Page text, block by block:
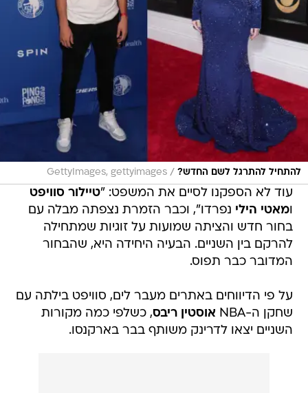
להתחיל להתרגל לשם החדש? /
GettyImages, gettyimages
עוד לא הספקנו לסיים את המשפט: "טיילור סוויפט
ומאטי הילי נפרדו", וכבר הזמרת נצפתה מבלה עם
בחור חדש והציתה שמועות על זוגיות שמתחילה
להרקם בין השניים. הבעיה היחידה היא, שהבחור
המדובר כבר תפוס.
על פי הדיווחים באתרים מעבר לים, סוויפט בילתה עם
שחקן ה-NBA
אוסטין ריבס, כשלפי כמה מקורות
השניים יצאו לדרינק משותף בבר בארקנסו.